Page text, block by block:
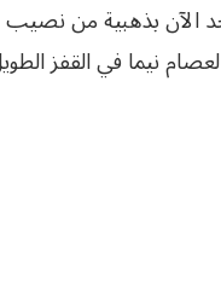
(7113 نقطة) وبرونزية لعصام نيما في